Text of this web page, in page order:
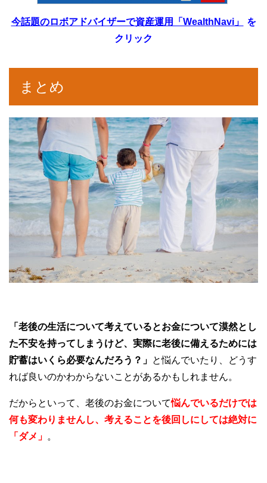
今話題のロボアドバイザーで資産運用「WealthNavi」
を
クリック
まとめ
「老後の生活について考えているとお金について漠然とし
た不安を持ってしまうけど、実際に老後に備えるためには
貯蓄はいくら必要なんだろう？」 と悩んでいたり、どうす
れば良いのかわからないことがあるかもしれません。
だからといって、老後のお金について悩んでいるだけでは
何も変わりませんし、考えることを後回しにしては絶対に
「ダメ」 。